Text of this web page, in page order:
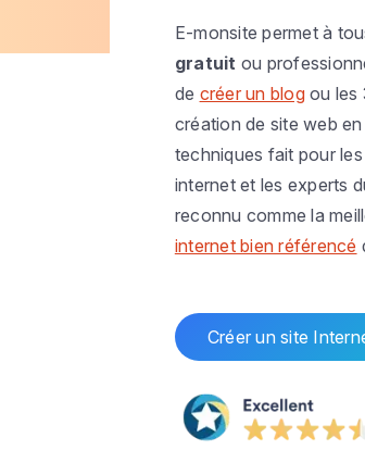
E-monsite permet à
gratuit ou
de créer un blogou les
création de site web
techniques fait pour
internet et les experts
reconnu comme la
internet bien référencé
Créer un site